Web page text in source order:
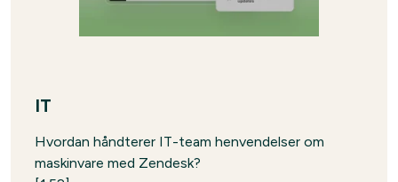
IT
Hvordan håndterer IT-team henvendelser om
maskinvare med Zendesk?